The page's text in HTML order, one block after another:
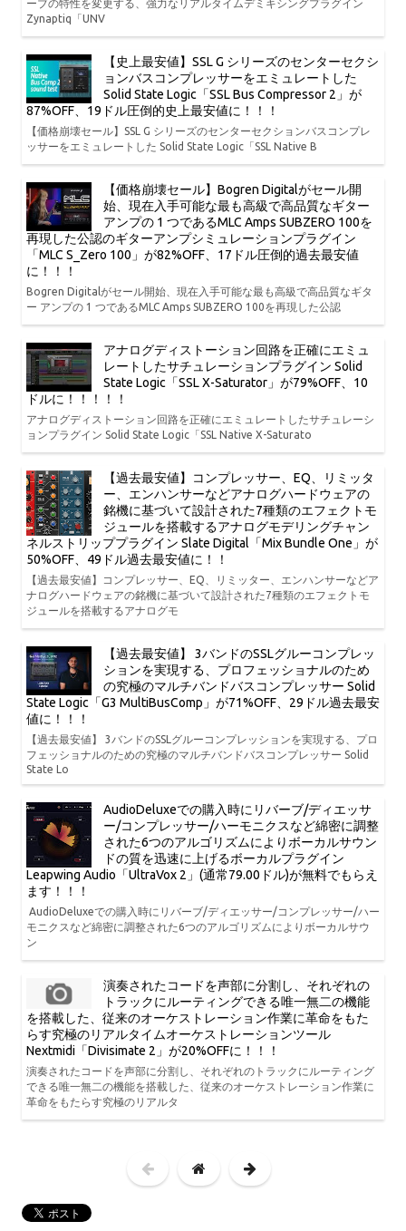
ーブの特性を変更する、強力なリアルタイムデミキシングプラグイン
Zynaptiq「UNV
【史上最安値】SSL G シリーズのセンターセクシ
ョンバスコンプレッサーをエミュレートした
Solid State Logic「SSL Bus Compressor 2」が
87%OFF、19ドル圧倒的史上最安値に！！！
【価格崩壊セール】SSL G シリーズのセンターセクションバスコンプレ
ッサーをエミュレートした Solid State Logic「SSL Native B
【価格崩壊セール】Bogren Digitalがセール開
始、現在入手可能な最も高級で高品質なギター
アンプの 1 つであるMLC Amps SUBZERO 100を
再現した公認のギターアンプシミュレーションプラグイン
「MLC S_Zero 100」が82%OFF、17ドル圧倒的過去最安値
に！！！
Bogren Digitalがセール開始、現在入手可能な最も高級で高品質なギタ
ー アンプの 1 つであるMLC Amps SUBZERO 100を再現した公認
アナログディストーション回路を正確にエミュ
レートしたサチュレーションプラグイン Solid
State Logic「SSL X-Saturator」が79%OFF、10
ドルに！！！！！
アナログディストーション回路を正確にエミュレートしたサチュレーシ
ョンプラグイン Solid State Logic「SSL Native X-Saturato
【過去最安値】コンプレッサー、EQ、リミッタ
ー、エンハンサーなどアナログハードウェアの
銘機に基づいて設計された7種類のエフェクトモ
ジュールを搭載するアナログモデリングチャン
ネルストリッププラグイン Slate Digital「Mix Bundle One」が
50%OFF、49ドル過去最安値に！！
【過去最安値】コンプレッサー、EQ、リミッター、エンハンサーなどア
ナログハードウェアの銘機に基づいて設計された7種類のエフェクトモ
ジュールを搭載するアナログモ
【過去最安値】 3バンドのSSLグルーコンプレッ
ションを実現する、プロフェッショナルのため
の究極のマルチバンドバスコンプレッサー Solid
State Logic「G3 MultiBusComp」が71%OFF、29ドル過去最安
値に！！！
【過去最安値】 3バンドのSSLグルーコンプレッションを実現する、プロ
フェッショナルのための究極のマルチバンドバスコンプレッサー Solid
State Lo
AudioDeluxeでの購入時にリバーブ/ディエッサ
ー/コンプレッサー/ハーモニクスなど綿密に調整
された6つのアルゴリズムによりボーカルサウン
ドの質を迅速に上げるボーカルプラグイン
Leapwing Audio「UltraVox 2」(通常79.00ドル)が無料でもらえ
ます！！！
AudioDeluxeでの購入時にリバーブ/ディエッサー/コンプレッサー/ハー
モニクスなど綿密に調整された6つのアルゴリズムによりボーカルサウ
ン
演奏されたコードを声部に分割し、それぞれの
トラックにルーティングできる唯一無二の機能
を搭載した、従来のオーケストレーション作業に革命をもた
らす究極のリアルタイムオーケストレーションツール
Nextmidi「Divisimate 2」が20%OFFに！！！
演奏されたコードを声部に分割し、それぞれのトラックにルーティング
できる唯一無二の機能を搭載した、従来のオーケストレーション作業に
革命をもたらす究極のリアルタ